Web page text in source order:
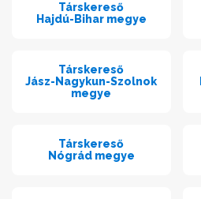
Társkereső
Hajdú-Bihar megye
Társkereső
Jász-Nagykun-Szolnok
megye
Társkereső
Nógrád megye